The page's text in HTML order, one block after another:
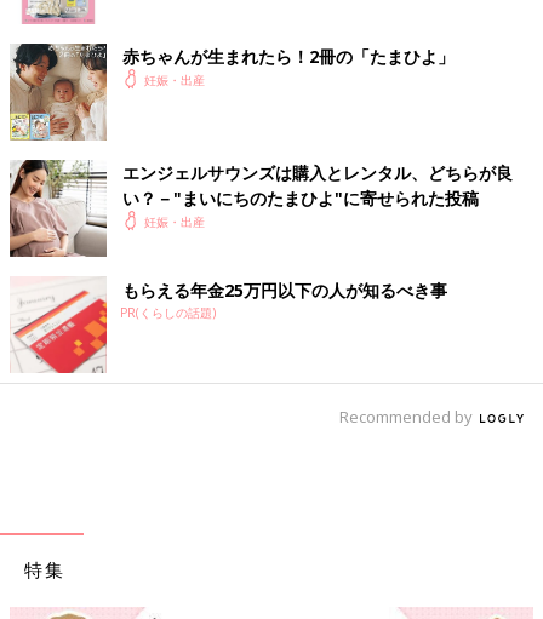
赤ちゃんが生まれたら！2冊の「たまひよ」
妊娠・出産
エンジェルサウンズは購入とレンタル、どちらが良
い？－"まいにちのたまひよ"に寄せられた投稿
妊娠・出産
もらえる年金25万円以下の人が知るべき事
PR(くらしの話題)
Recommended by
特集